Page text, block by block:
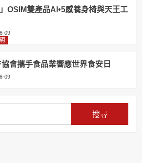
OSIM雙產品AI•5感養身椅與天王工
09
會攜手食品業響應世界食安日
09